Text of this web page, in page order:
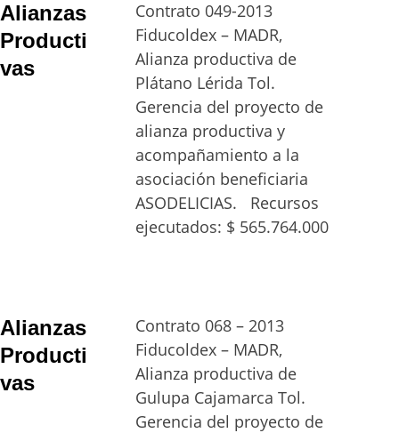
Alianzas
Producti
vas
Contrato 049-2013
Fiducoldex – MADR,
Alianza productiva de
Plátano Lérida Tol.
Gerencia del proyecto de
alianza productiva y
acompañamiento a la
asociación beneficiaria
ASODELICIAS.   Recursos
ejecutados: $ 565.764.000
Alianzas
Producti
vas
Contrato 068 – 2013
Fiducoldex – MADR,
Alianza productiva de
Gulupa Cajamarca Tol.
Gerencia del proyecto de